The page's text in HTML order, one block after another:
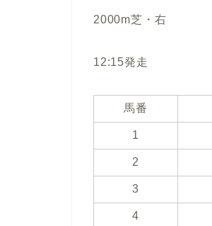
2000m芝・右
12:15発走
馬番
1
2
3
4